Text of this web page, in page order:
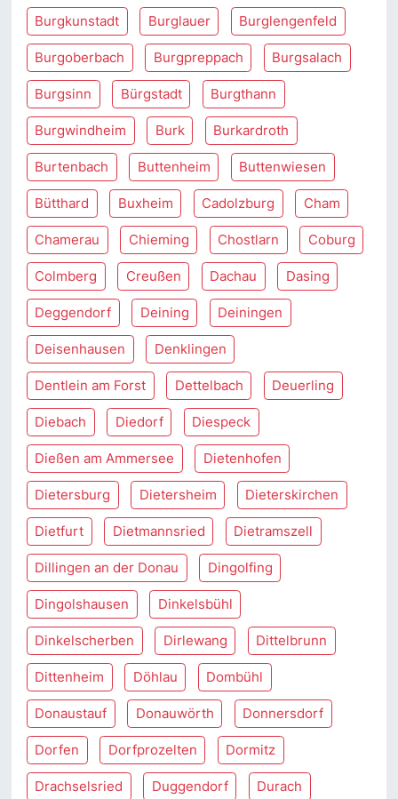
Burgkunstadt Burglauer Burglengenfeld
Burgoberbach Burgpreppach Burgsalach
Burgsinn Bürgstadt Burgthann
Burgwindheim Burk Burkardroth
Burtenbach Buttenheim Buttenwiesen
Bütthard Buxheim Cadolzburg Cham
Chamerau Chieming Chostlarn Coburg
Colmberg Creußen Dachau Dasing
Deggendorf Deining Deiningen
Deisenhausen Denklingen
Dentlein am Forst Dettelbach Deuerling
Diebach Diedorf Diespeck
Dießen am Ammersee Dietenhofen
Dietersburg Dietersheim Dieterskirchen
Dietfurt Dietmannsried Dietramszell
Dillingen an der Donau Dingolfing
Dingolshausen Dinkelsbühl
Dinkelscherben Dirlewang Dittelbrunn
Dittenheim Döhlau Dombühl
Donaustauf Donauwörth Donnersdorf
Dorfen Dorfprozelten Dormitz
Drachselsried Duggendorf Durach